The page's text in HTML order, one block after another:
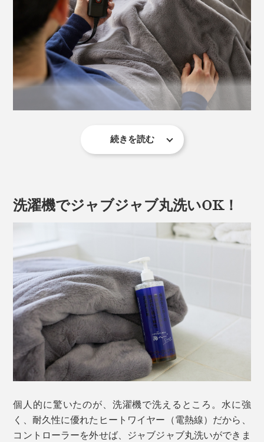
るため、夜中に暑くて起きてしまったり、無意識に布団
をはいで体が冷えたり、快眠できない状況を引き起こす
独自のタイマーシステムを搭載している『HEAT-
CRACKER PREMIUM』なら、その睡眠サイクルに合わ
せて電源スイッチが自動でオンオフするので、朝まで快
適です。
無段階で調整できる温度は、一番下の「弱」が約
に適した温度です。
一番上の「強」は、就寝30分〜1時間前の予熱用で約
53℃。「強」のまま寝てしまうと低温やけどを起こす
ことがあるので、就寝時は「中」以下での設定をおすす
めします。
続きを読む
洗濯機でジャブジャブ丸洗いOK！
個人的に驚いたのが、洗濯機で洗えるところ。水に強
く、耐久性に優れたヒートワイヤー（電熱線）だから、
コントローラーを外せば、ジャブジャブ丸洗いができま